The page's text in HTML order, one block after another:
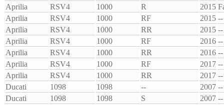
Aprilia
RSV4 1000 R 2015
Aprilia
RSV4 1000 RF 2015 --
Aprilia
RSV4 1000 RR 2015 --
Aprilia
RSV4 1000 RF 2016 --
Aprilia
RSV4 1000 RR 2016 --
Aprilia
RSV4 1000 RF 2017 --
Aprilia
RSV4 1000 RR 2017 --
Ducati
1098 1098 -- 2007 --
Ducati
1098 1098 S 2007 --